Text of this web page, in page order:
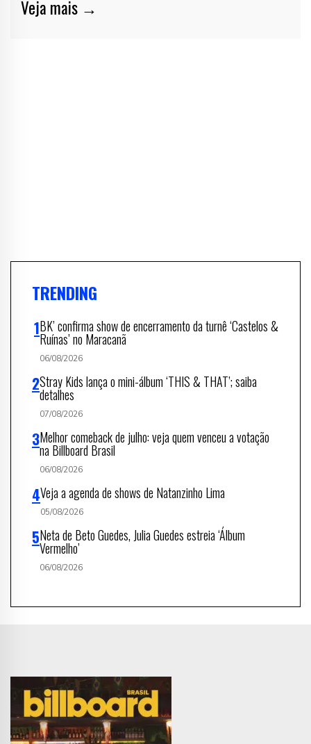
Veja mais →
TRENDING
BK’ confirma show de encerramento da turnê ‘Castelos &
Ruínas’ no Maracanã
06/08/2026
Stray Kids lança o mini-álbum ‘THIS & THAT’; saiba
detalhes
07/08/2026
Melhor comeback de julho: veja quem venceu a votação
na Billboard Brasil
06/08/2026
Veja a agenda de shows de Natanzinho Lima
05/08/2026
Neta de Beto Guedes, Julia Guedes estreia ‘Álbum
Vermelho’
06/08/2026